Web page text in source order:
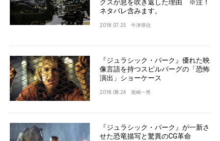
クスが息を吹き返した理由 ※注！
ネタバレ含みます。
2018.07.25 牛津厚信
『ジュラシック・パーク』優れた映
像言語を持つスピルバーグの「恐怖
演出」ショーケース
2018.08.24 尾崎一男
『ジュラシック・パーク』が一新さ
せた恐竜描写と驚異のCG革命